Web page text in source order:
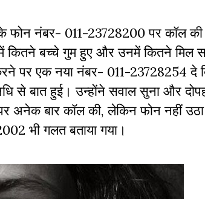
फोन नंबर- 011-23728200 पर कॉल
में कितने बच्चे गुम हुए और उनमें कितने मिल
पर एक नया नंबर- 011-23728254 दे
से बात हुई। उन्होंने सवाल सुना और
अनेक बार कॉल की, लेकिन फोन नहीं
भी गलत बताया गया।